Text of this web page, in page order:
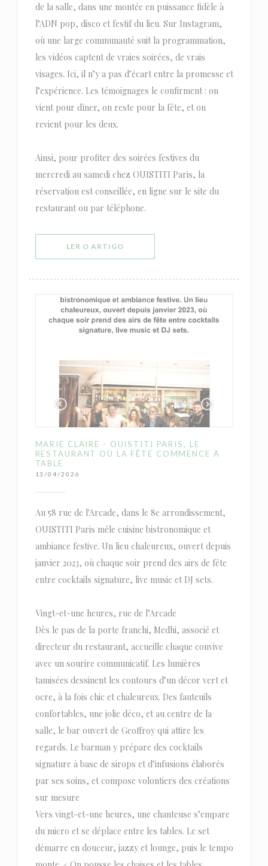
de la salle, dans une montée en puissance fidèle à
l’ADN pop, disco et festif du lieu. Sur Instagram,
où une large communauté suit la programmation,
les vidéos captent de vraies soirées, de vrais
visages. Ici, il n’y a pas d’écart entre la promesse et
l’expérience. Les témoignages le confirment : on
vient pour dîner, on reste pour la fête, et on
revient pour les deux.
Ainsi, pour profiter des soirées festives du
mercredi au samedi chez OUISTITI Paris, la
réservation est conseillée, en ligne sur le site du
restaurant ou par téléphone.
LER O ARTIGO((ABRE NUMA NOVA JANELA))
MARIE CLAIRE - OUISTITI PARIS, LE
RESTAURANT OÙ LA FÊTE COMMENCE À
TABLE
13/04/2026
Au 58 rue de l'Arcade, dans le 8e arrondissement,
OUISTITI Paris mêle cuisine bistronomique et
ambiance festive. Un lieu chaleureux, ouvert depuis
janvier 2023, où chaque soir prend des airs de fête
entre cocktails signature, live music et DJ sets.
Vingt-et-une heures, rue de l’Arcade
Dès le pas de la porte franchi, Medhi, associé et
directeur du restaurant, accueille chaque convive
avec un sourire communicatif. Les lumières
tamisées dessinent les contours d’un décor vert et
ocre, à la fois chic et chaleureux. Des fauteuils
confortables, une jolie déco, et au centre de la
salle, le bar ouvert de Geoffroy qui attire les
regards. Le barman y prépare des cocktails
signature à base de sirops et d’infusions élaborés
par ses soins, et compose volontiers des créations
sur mesure
Vers vingt-et-une heures, une chanteuse s’empare
du micro et se déplace entre les tables. Le set
démarre en douceur, jazzy et lounge, puis le tempo